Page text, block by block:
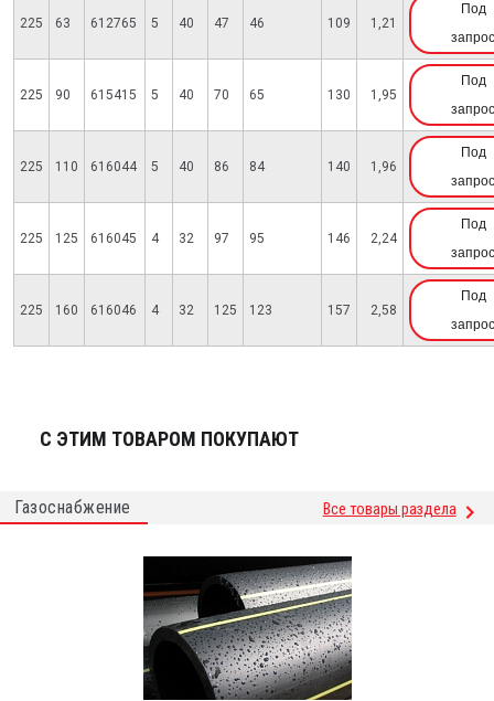
225 63 612765 5 40 47 46 109 1,21
Под
запрос
225 90 615415 5 40 70 65 130 1,95
Под
запрос
225 110 616044 5 40 86 84 140 1,96
Под
запрос
225 125 616045 4 32 97 95 146 2,24
Под
запрос
225 160 616046 4 32 125 123 157 2,58
Под
запрос
С ЭТИМ ТОВАРОМ ПОКУПАЮТ
Газоснабжение Все товары раздела